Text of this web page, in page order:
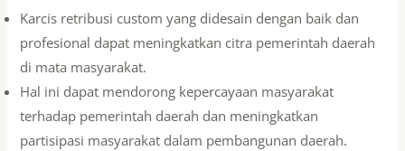
Karcis retribusi custom yang didesain dengan baik dan
profesional dapat meningkatkan citra pemerintah daerah
di mata masyarakat.
Hal ini dapat mendorong kepercayaan masyarakat
terhadap pemerintah daerah dan meningkatkan
partisipasi masyarakat dalam pembangunan daerah.